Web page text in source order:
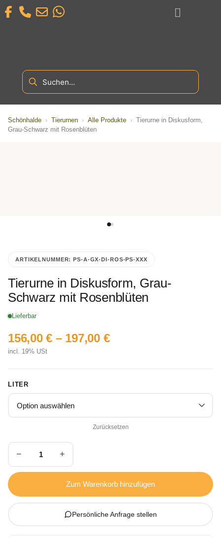
Schönhalde › Tierurnen › Alle Produkte › Tierurne in Diskusform,
Grau-Schwarz mit Rosenblüten
ARTIKELNUMMER: PS-A-GX-DI-ROS-PS-XXX
Tierurne in Diskusform, Grau-
Schwarz mit Rosenblüten
Lieferbar
156,00€ – 197,00 €
incl. 19% USt
LITER
Zurücksetzen
− +
Zum Warenkorb hinzufügen
Persönliche Anfrage stellen